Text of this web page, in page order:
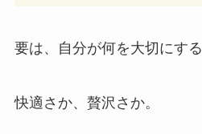
要は、自分が何を大切にする
快適さか、贅沢さか。